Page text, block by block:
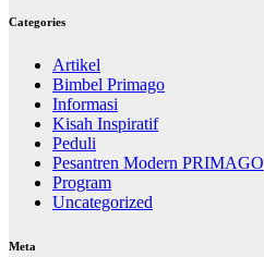
Categories
Artikel
Bimbel Primago
Informasi
Kisah Inspiratif
Peduli
Pesantren Modern PRIMAGO
Program
Uncategorized
Meta